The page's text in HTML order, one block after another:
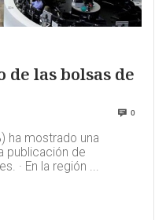
de las bolsas de
0
ha mostrado una
publicación de
· En la región ...